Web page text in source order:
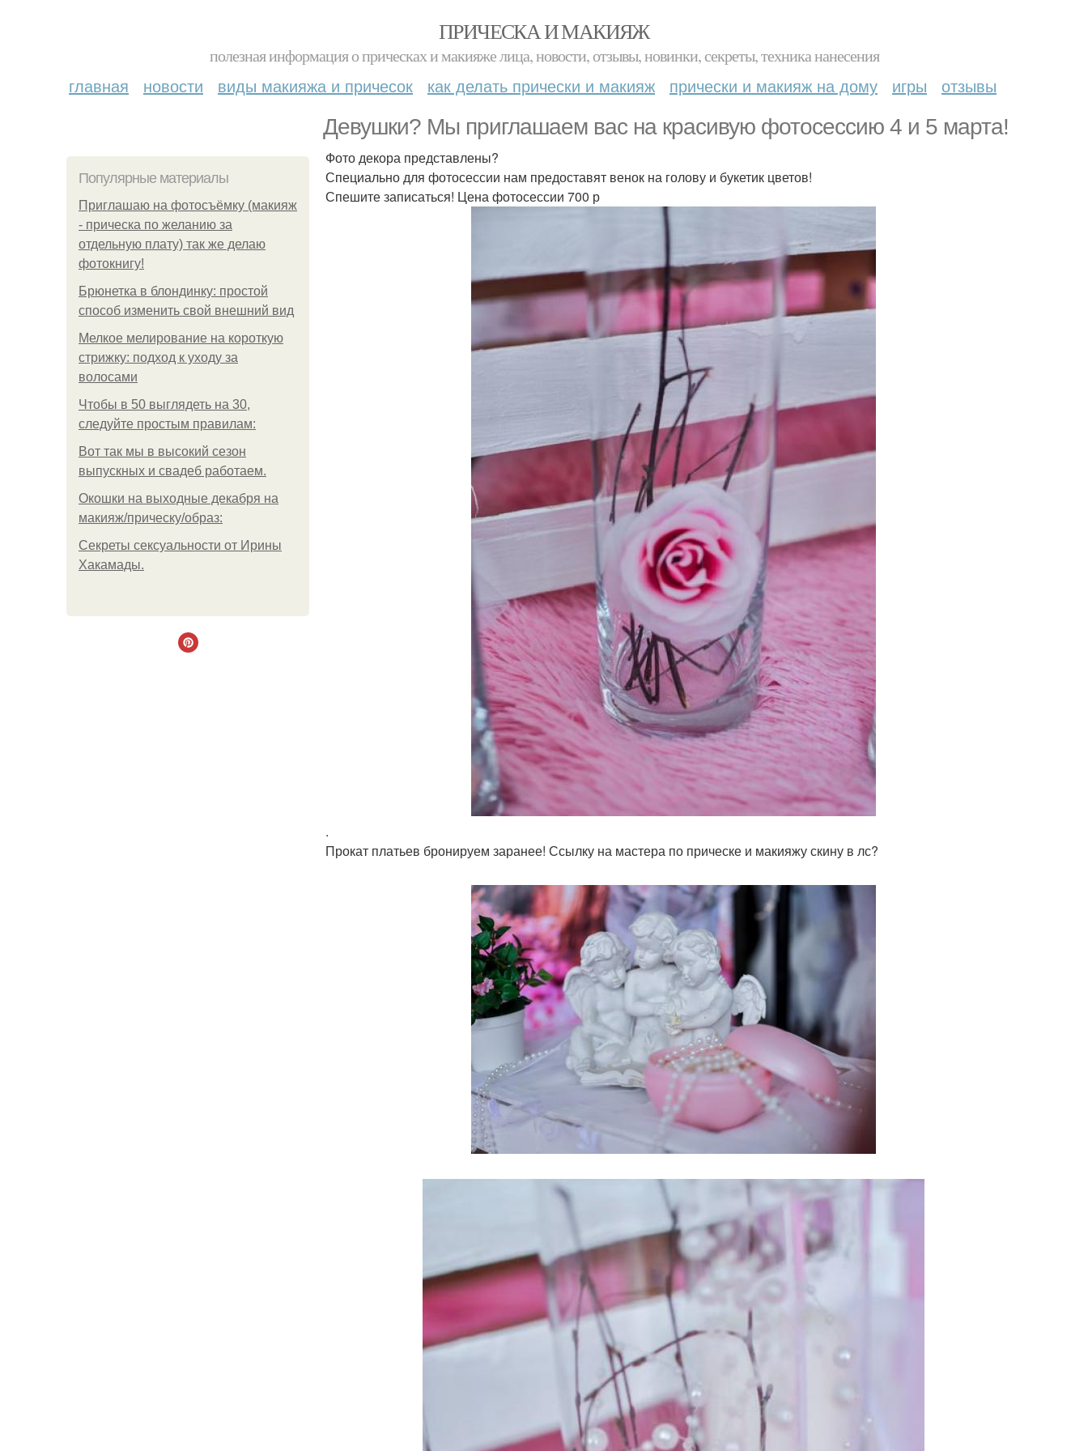
ПРИЧЕСКА И МАКИЯЖ
полезная информация о прическах и макияже лица, новости, отзывы, новинки, секреты, техника нанесения
главная новости виды макияжа и причесок как делать прически и макияж прически и макияж на дому игры отзывы
Девушки? Мы приглашаем вас на красивую фотосессию 4 и 5 марта!
Популярные материалы
Приглашаю на фотосъёмку (макияж
- прическа по желанию за
отдельную плату) так же делаю
фотокнигу!
Брюнетка в блондинку: простой
способ изменить свой внешний вид
Мелкое мелирование на короткую
стрижку: подход к уходу за
волосами
Чтобы в 50 выглядеть на 30,
следуйте простым правилам:
Вот так мы в высокий сезон
выпускных и свадеб работаем.
Окошки на выходные декабря на
макияж/прическу/образ:
Секреты сексуальности от Ирины
Хакамады.
Фото декора представлены?
Специально для фотосессии нам предоставят венок на голову и букетик цветов!
Спешите записаться! Цена фотосессии 700 р
.
Прокат платьев бронируем заранее! Ссылку на мастера по прическе и макияжу скину в лс?